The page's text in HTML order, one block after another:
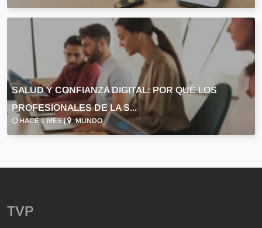
SALUD Y CONFIANZA DIGITAL: POR QUÉ LOS
PROFESIONALES DE LA S...
HACE 1 MES | MUNDO
TVP